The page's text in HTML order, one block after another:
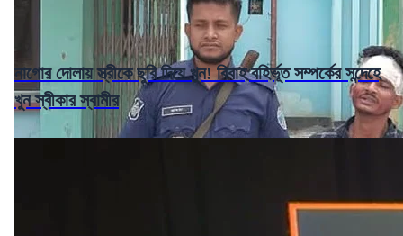
নাগোর দোলায় স্ত্রীকে ছুরি দিয়ে খুন! বিবাহ বহির্ভূত সম্পর্কের সন্দেহে
খুন স্বীকার স্বামীর